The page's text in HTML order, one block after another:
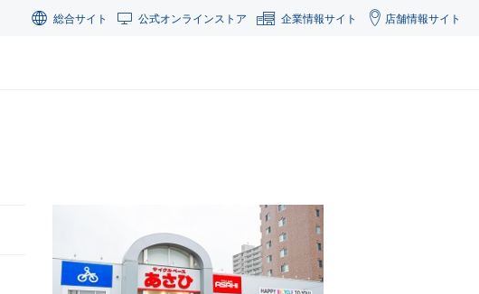
総合サイト 公式オンラインストア 企業情報サイト 店舗情報サイト